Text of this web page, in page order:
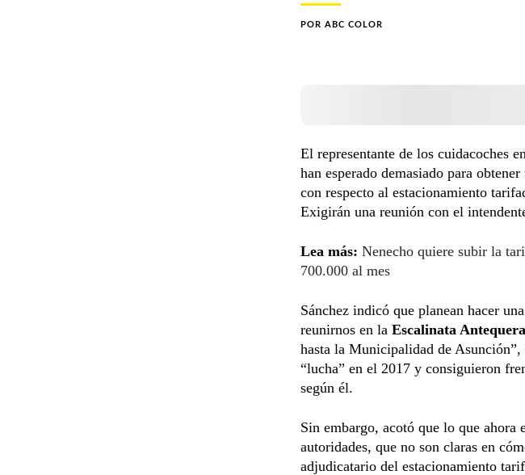
POR ABC COLOR
El representante de los cuidacoches
han esperado demasiado para
con respecto al estacionamiento
Exigirán una reunión con el
Lea más: Nenecho quiere subir la
700.000 al mes
Sánchez indicó que planean hacer
reunirnos en la Escalinata
hasta la Municipalidad de
“lucha” en el 2017 y consiguieron
según él.
Sin embargo, acotó que lo que ahora
autoridades, que no son claras en
adjudicatario del estacionamiento